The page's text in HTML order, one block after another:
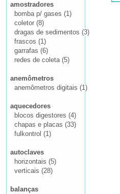
amostradores
bomba p/ gases (1)
coletor (8)
dragas de sedimentos (3)
frascos (1)
garrafas (6)
redes de coleta (5)
anemômetros
anemômetros digitais (1)
aquecedores
blocos digestores (4)
chapas e placas (33)
fulkontrol (1)
autoclaves
horizontais (5)
verticais (28)
balanças